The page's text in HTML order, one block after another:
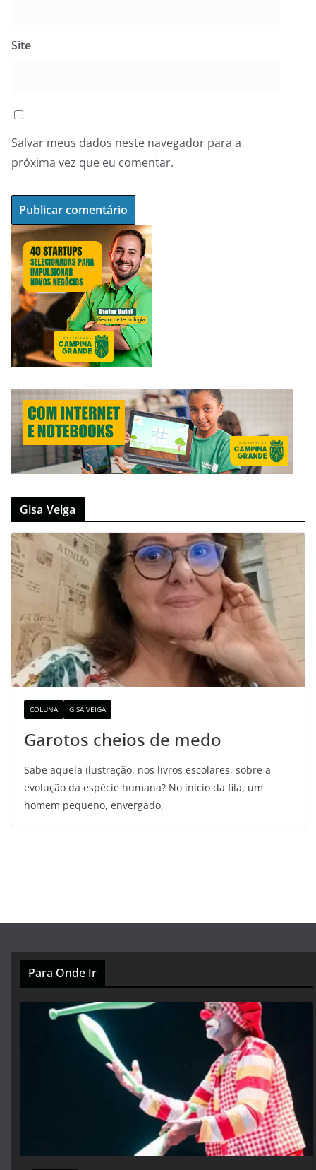
Site
Salvar meus dados neste navegador para a
próxima vez que eu comentar.
Gisa Veiga
COLUNA GISA VEIGA
Garotos cheios de medo
Sabe aquela ilustração, nos livros escolares, sobre a
evolução da espécie humana? No início da fila, um
homem pequeno, envergado,
Para Onde Ir